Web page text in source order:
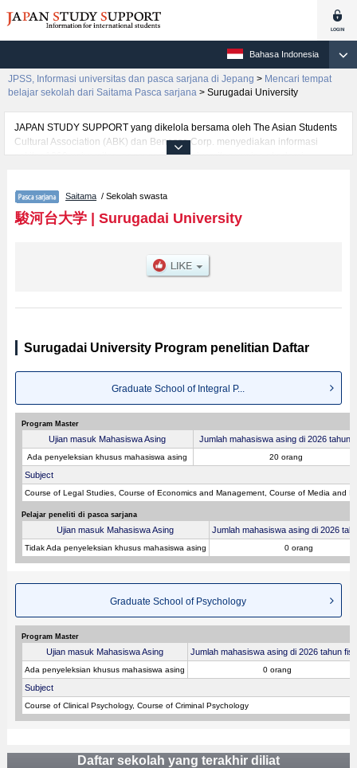
Bahasa Indonesia
JPSS, Informasi universitas dan pasca sarjana di Jepang > Mencari tempat
belajar sekolah dari Saitama Pasca sarjana > Surugadai University
JAPAN STUDY SUPPORT yang dikelola bersama oleh The Asian Students
Cultural Association (ABK) dan Benesse Corp. menyediakan informasi
sekitar 1300 universitas, pascasarjana, universitas yunior, akademi
informasi per jurusan riset seperti %% research %%, serta berbagai
informasi yang berguna bagi mahasiswa(i) mancanegara seperti kuota
untuk jumlah pendaftar dan jumlah kelulusan ujian masuk mahasiswa(i)
jalan, dan lainnya. Silakan memanfaatkannya.
Saitama / Sekolah swasta
駿河台大学| Surugadai University
Surugadai University Program penelitian Daftar
Graduate School of Integral P...
Program Master
Ujian masuk Mahasiswa Asing Jumlah mahasiswa asing di 2026 tahun
Ada penyeleksian khusus mahasiswa asing 20 orang
Subject
Course of Legal Studies, Course of Economics and Management, Course of Media and
Pelajar peneliti di pasca sarjana
Ujian masuk Mahasiswa Asing Jumlah mahasiswa asing di 2026
Tidak Ada penyeleksian khusus mahasiswa asing 0 orang
Graduate School of Psychology
Program Master
Ujian masuk Mahasiswa Asing Jumlah mahasiswa asing di 2026 tahun
Ada penyeleksian khusus mahasiswa asing 0 orang
Subject
Course of Clinical Psychology, Course of Criminal Psychology
Daftar sekolah yang terakhir diliat